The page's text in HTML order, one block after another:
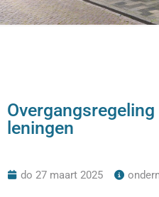
leningen
do 27 maart 2025